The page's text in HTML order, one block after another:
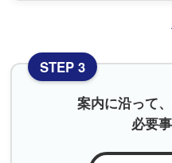
STEP 3
案内に沿って
必要